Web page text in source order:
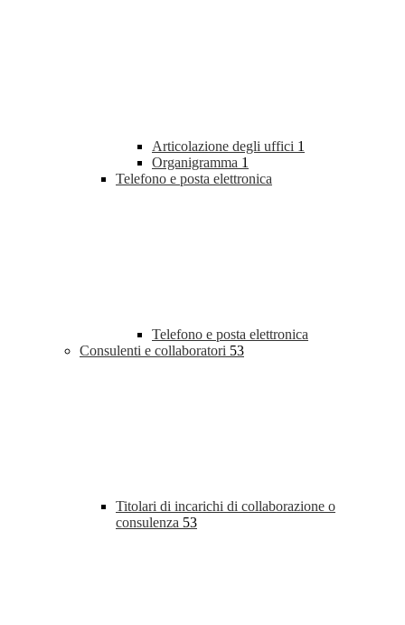
Articolazione degli uffici 1
Organigramma 1
Telefono e posta elettronica
Telefono e posta elettronica
Consulenti e collaboratori 53
Titolari di incarichi di collaborazione o
consulenza 53